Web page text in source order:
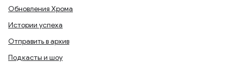
Обновления Хрома
Истории успеха
Отправить в архив
Подкасты и шоу